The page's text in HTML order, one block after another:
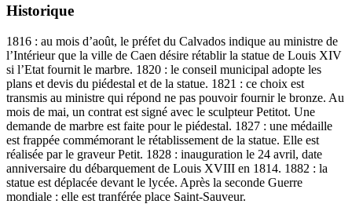
Historique
1816 : au mois d’août, le préfet du Calvados indique au ministre de
l’Intérieur que la ville de Caen désire rétablir la statue de Louis XIV
si l’Etat fournit le marbre. 1820 : le conseil municipal adopte les
plans et devis du piédestal et de la statue. 1821 : ce choix est
transmis au ministre qui répond ne pas pouvoir fournir le bronze. Au
mois de mai, un contrat est signé avec le sculpteur Petitot. Une
demande de marbre est faite pour le piédestal. 1827 : une médaille
est frappée commémorant le rétablissement de la statue. Elle est
réalisée par le graveur Petit. 1828 : inauguration le 24 avril, date
anniversaire du débarquement de Louis XVIII en 1814. 1882 : la
statue est déplacée devant le lycée. Après la seconde Guerre
mondiale : elle est tranférée place Saint-Sauveur.